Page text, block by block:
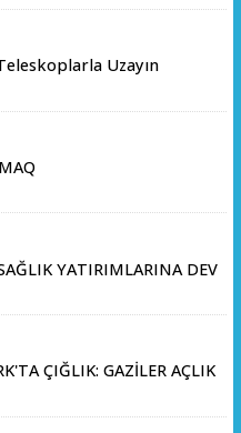
Uzayın
SAĞLIK YATIRIMLARINA DEV
ÇIĞLIK: GAZİLER AÇLIK